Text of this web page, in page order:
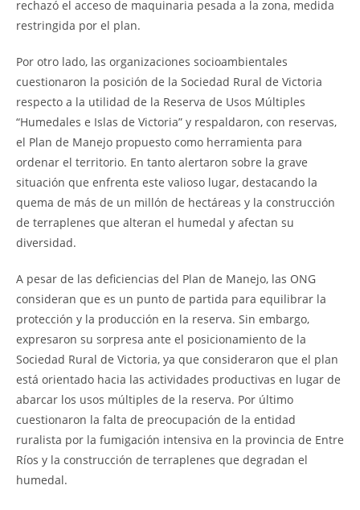
rechazó el acceso de maquinaria pesada a la zona, medida
restringida por el plan.
Por otro lado, las organizaciones socioambientales
cuestionaron la posición de la Sociedad Rural de Victoria
respecto a la utilidad de la Reserva de Usos Múltiples
“Humedales e Islas de Victoria” y respaldaron, con reservas,
el Plan de Manejo propuesto como herramienta para
ordenar el territorio. En tanto alertaron sobre la grave
situación que enfrenta este valioso lugar, destacando la
quema de más de un millón de hectáreas y la construcción
de terraplenes que alteran el humedal y afectan su
diversidad.
A pesar de las deficiencias del Plan de Manejo, las ONG
consideran que es un punto de partida para equilibrar la
protección y la producción en la reserva. Sin embargo,
expresaron su sorpresa ante el posicionamiento de la
Sociedad Rural de Victoria, ya que consideraron que el plan
está orientado hacia las actividades productivas en lugar de
abarcar los usos múltiples de la reserva. Por último
cuestionaron la falta de preocupación de la entidad
ruralista por la fumigación intensiva en la provincia de Entre
Ríos y la construcción de terraplenes que degradan el
humedal.